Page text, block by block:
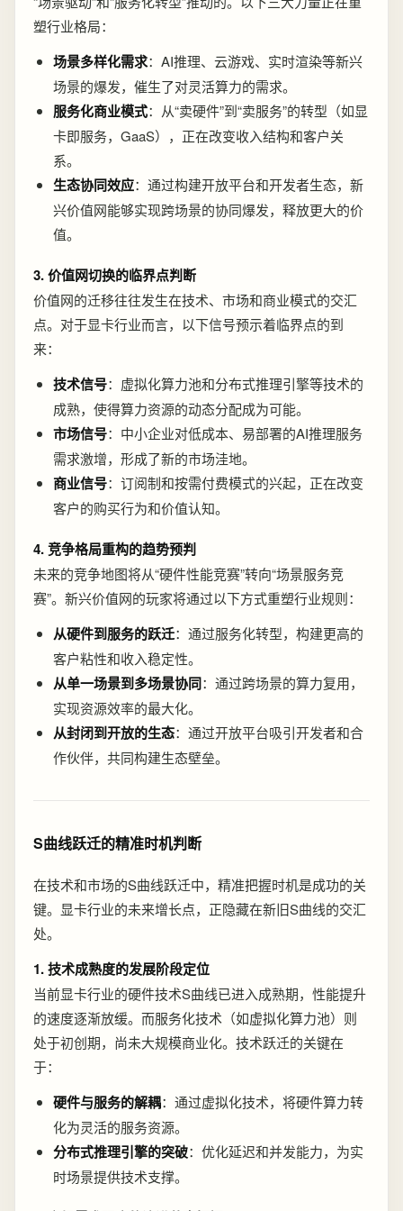
塑行业格局：
场景多样化需求：AI推理、云游戏、实时渲染等新兴
场景的爆发，催生了对灵活算力的需求。
服务化商业模式：从“卖硬件”到“卖服务”的转型（如显
卡即服务，GaaS），正在改变收入结构和客户关
系。
生态协同效应：通过构建开放平台和开发者生态，新
兴价值网能够实现跨场景的协同爆发，释放更大的价
值。
3. 价值网切换的临界点判断
价值网的迁移往往发生在技术、市场和商业模式的交汇
点。对于显卡行业而言，以下信号预示着临界点的到
来：
技术信号：虚拟化算力池和分布式推理引擎等技术的
成熟，使得算力资源的动态分配成为可能。
市场信号：中小企业对低成本、易部署的AI推理服务
需求激增，形成了新的市场洼地。
商业信号：订阅制和按需付费模式的兴起，正在改变
客户的购买行为和价值认知。
4. 竞争格局重构的趋势预判
未来的竞争地图将从“硬件性能竞赛”转向“场景服务竞
赛”。新兴价值网的玩家将通过以下方式重塑行业规则：
从硬件到服务的跃迁：通过服务化转型，构建更高的
客户粘性和收入稳定性。
从单一场景到多场景协同：通过跨场景的算力复用，
实现资源效率的最大化。
从封闭到开放的生态：通过开放平台吸引开发者和合
作伙伴，共同构建生态壁垒。
S曲线跃迁的精准时机判断
在技术和市场的S曲线跃迁中，精准把握时机是成功的关
键。显卡行业的未来增长点，正隐藏在新旧S曲线的交汇
处。
1. 技术成熟度的发展阶段定位
当前显卡行业的硬件技术S曲线已进入成熟期，性能提升
的速度逐渐放缓。而服务化技术（如虚拟化算力池）则
处于初创期，尚未大规模商业化。技术跃迁的关键在
于：
硬件与服务的解耦：通过虚拟化技术，将硬件算力转
化为灵活的服务资源。
分布式推理引擎的突破：优化延迟和并发能力，为实
时场景提供技术支撑。